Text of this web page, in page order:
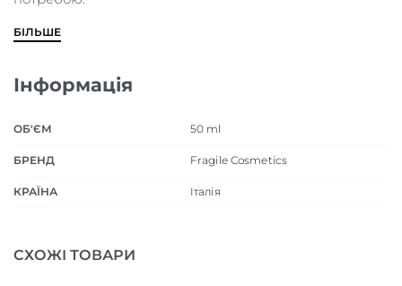
БІЛЬШЕ
Інформація
ОБ'ЄМ 50 ml
БРЕНД Fragile Cosmetics
КРАЇНА Італія
СХОЖІ ТОВАРИ